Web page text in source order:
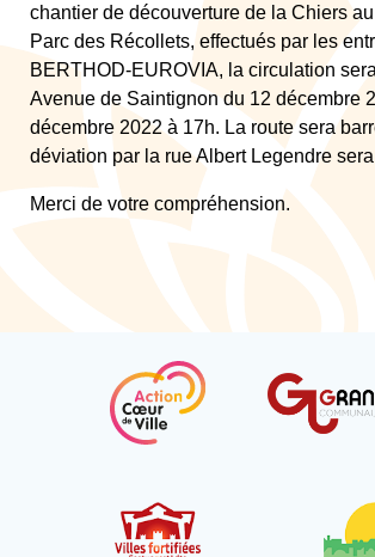
chantier de découverture de la Chiers
Parc des Récollets, effectués par les
BERTHOD-EUROVIA, la circulation
Avenue de Saintignon du 12 décembre
décembre 2022 à 17h. La route sera
déviation par la rue Albert Legendre
Merci de votre compréhension.